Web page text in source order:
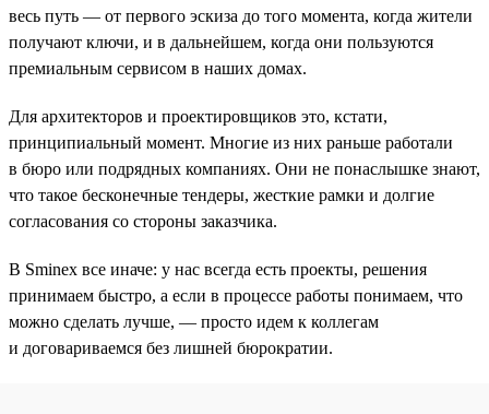
весь путь — от первого эскиза до того момента, когда жители
получают ключи, и в дальнейшем, когда они пользуются
премиальным сервисом в наших домах.
Для архитекторов и проектировщиков это, кстати,
принципиальный момент. Многие из них раньше работали
в бюро или подрядных компаниях. Они не понаслышке знают,
что такое бесконечные тендеры, жесткие рамки и долгие
согласования со стороны заказчика.
В Sminex все иначе: у нас всегда есть проекты, решения
принимаем быстро, а если в процессе работы понимаем, что
можно сделать лучше, — просто идем к коллегам
и договариваемся без лишней бюрократии.